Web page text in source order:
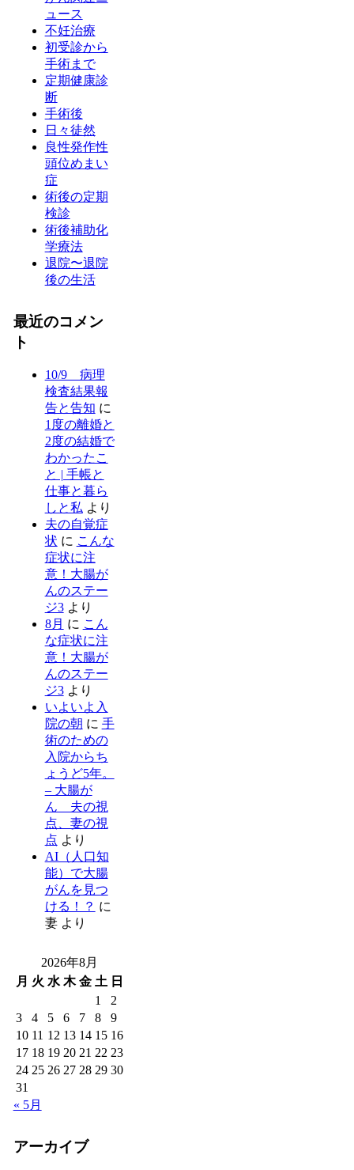
ュース
不妊治療
初受診から
手術まで
定期健康診
断
手術後
日々徒然
良性発作性
頭位めまい
症
術後の定期
検診
術後補助化
学療法
退院〜退院
後の生活
最近のコメン
ト
10/9 病理
検査結果報
告と告知 に
1度の離婚と
2度の結婚で
わかったこ
と | 手帳と
仕事と暮ら
しと私 より
夫の自覚症
状 に こんな
症状に注
意！大腸が
んのステー
ジ3より
8月 に こん
な症状に注
意！大腸が
んのステー
ジ3より
いよいよ入
院の朝 に 手
術のための
入院からち
ょうど5年。
– 大腸が
ん 夫の視
点、妻の視
点 より
AI（人口知
能）で大腸
がんを見つ
ける！？ に
妻より
2026年8月
月 火 水 木 金 土 日
1
2
3
4 5 6 7 8
9
10 11 12 13 14 15 16
17 18 19 20 21 22 23
24 25 26 27 28 29 30
31
« 5月
アーカイブ